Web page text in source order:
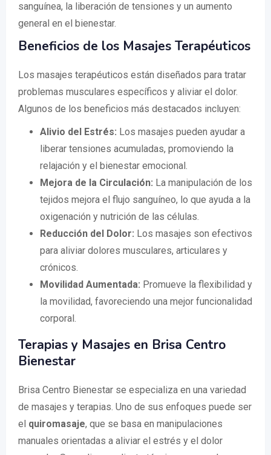
sanguínea, la liberación de tensiones y un aumento
general en el bienestar.
Beneficios de los Masajes Terapéuticos
Los masajes terapéuticos están diseñados para tratar
problemas musculares específicos y aliviar el dolor.
Algunos de los beneficios más destacados incluyen:
Alivio del Estrés: Los masajes pueden ayudar a
liberar tensiones acumuladas, promoviendo la
relajación y el bienestar emocional.
Mejora de la Circulación: La manipulación de los
tejidos mejora el flujo sanguíneo, lo que ayuda a la
oxigenación y nutrición de las células.
Reducción del Dolor: Los masajes son efectivos
para aliviar dolores musculares, articulares y
crónicos.
Movilidad Aumentada: Promueve la flexibilidad y
la movilidad, favoreciendo una mejor funcionalidad
corporal.
Terapias y Masajes en Brisa Centro
Bienestar
Brisa Centro Bienestar se especializa en una variedad
de masajes y terapias. Uno de sus enfoques puede ser
el quiromasaje, que se basa en manipulaciones
manuales orientadas a aliviar el estrés y el dolor